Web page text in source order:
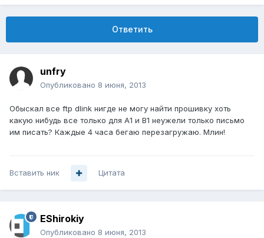
Ответить
unfry
Опубликовано 8 июня, 2013
Обыскал все ftp dlink нигде не могу найти прошивку хоть
какую нибудь все только для A1 и B1 неужели только письмо
им писать? Каждые 4 часа бегаю перезагружаю. Млин!
Вставить ник Цитата
EShirokiy
Опубликовано 8 июня, 2013